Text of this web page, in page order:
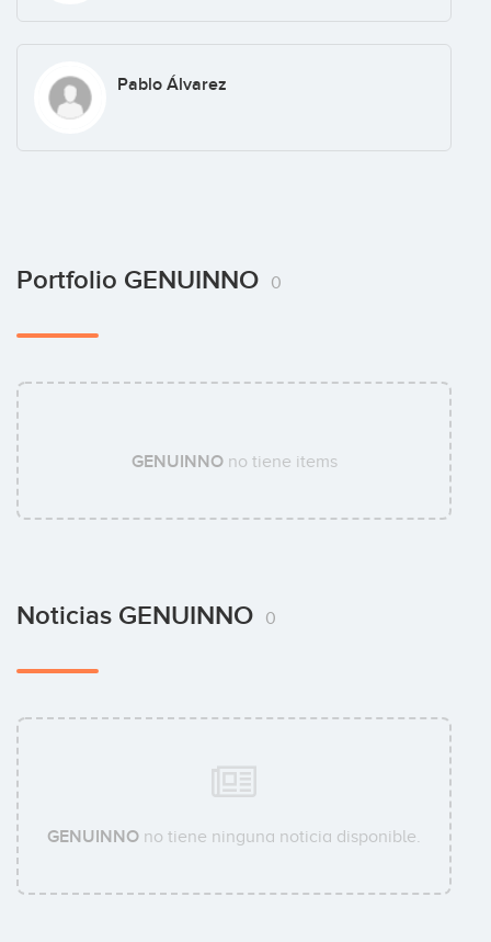
Pablo Álvarez
Portfolio GENUINNO 0
GENUINNOno tiene items
Noticias GENUINNO 0
GENUINNO no tiene ninguna noticia disponible.